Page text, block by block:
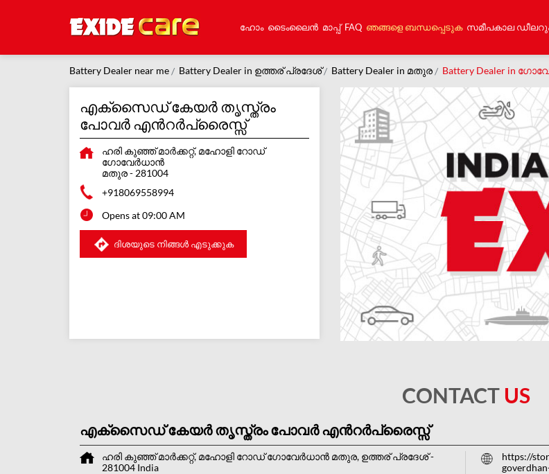
ഹോം ടൈംലൈൻ മാപ്പ് FAQ ഞങ്ങളെ ബന്ധപ്പെടുക സമീപകാല
Battery Dealer near me Battery Dealer in ഉത്തര് പ്രദേശ് Battery Dealer in മതുര Battery Dealer in
എക്സൈഡ് കേയർ തൃസ്ത്രം
പോവർ എൻറർപ്രൈസ്സ്
ഹരി കുഞ്ഞ് മാര്‍ക്കറ്റ്, മഹോളി റോഡ്
ഗോവേര്‍ധാന്‍
മതുര-281004
+918069558994
Opens at 09:00 AM
ദിശയുടെ നിങ്ങൾ എടുക്കുക
CONTACT US
എക്സൈഡ് കേയർ തൃസ്ത്രം പോവർ എൻറർപ്രൈസ്സ്
ഹരി കുഞ്ഞ് മാര്‍ക്കറ്റ്, മഹോളി റോഡ്ഗോവേര്‍ധാന്‍ മതുര, ഉത്തര് പ്രദേശ്-
281004 India
https://